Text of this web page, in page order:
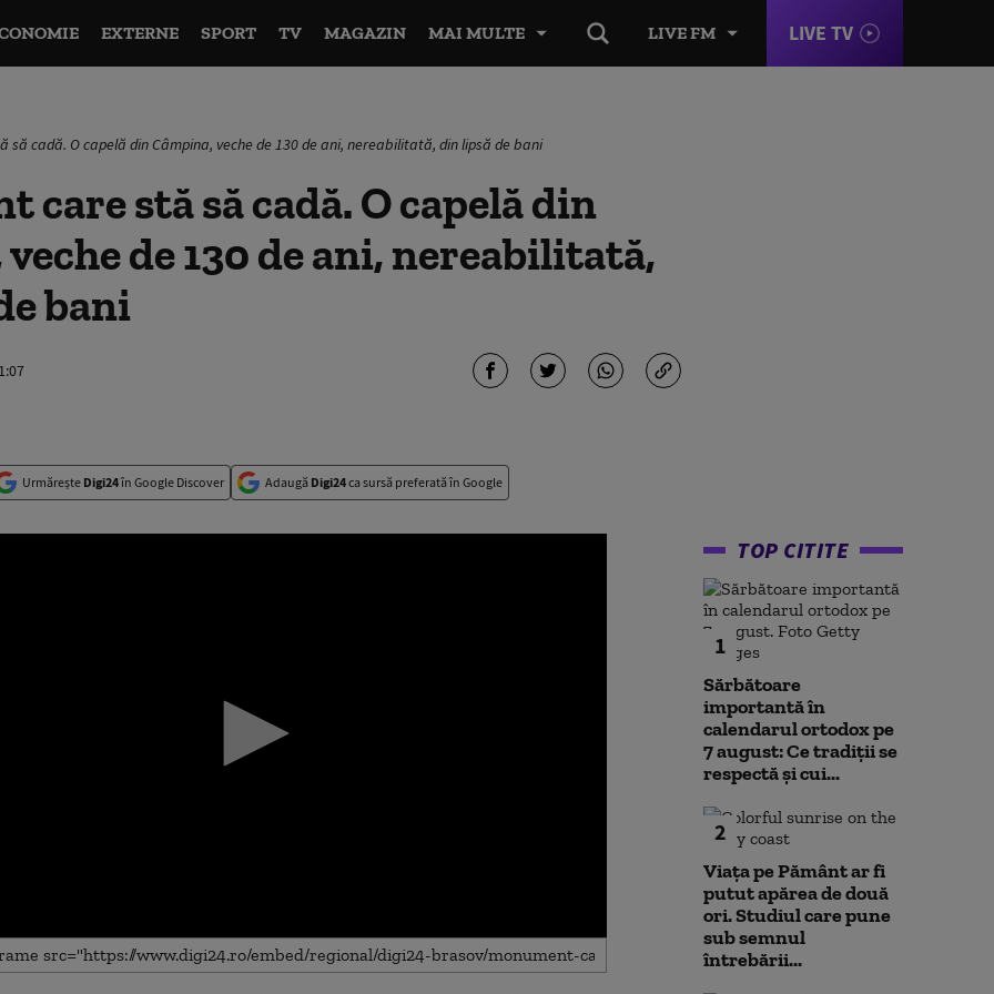
LIVE FM LIVE TV
EXTERNE SPORT TV MAGAZIN MAI MULTE
să cadă. O capelă din Câmpina, veche de 130 de ani, nereabilitată, din lipsă de bani
care stă să cadă. O capelă din
de 130 de ani, nereabilitată,
bani
Urmărește Digi24în Google Discover Adaugă Digi24ca sursă preferată în Google
TOP CITITE
1
Sărbătoare
importantă în
calendarul ortodox pe
7 august: Ce tradiții se
respectă și cui...
2
Viața pe Pământ ar fi
putut apărea de două
ori. Studiul care pune
sub semnul
întrebării...